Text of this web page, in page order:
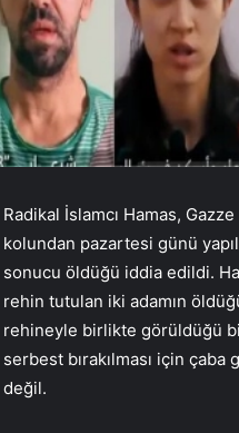
Radikal İslamcı Hamas,
kolundan pazartesi günü
sonucu öldüğü iddia edildi.
rehin tutulan iki adamın
rehineyle birlikte görüldüğü
serbest bırakılması için
değil.